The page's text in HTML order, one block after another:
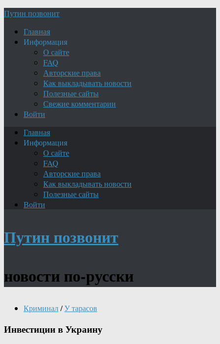
Путин позвонит
Главная
Информация
О сайте
FAQ
Авторские права
Как выкладывать новости
Полезные сайты
Свежие комментарии
Войти
Главная
Информация
О сайте
FAQ
Авторские права
Как выкладывать новости
Полезные сайты
Войти
Путин позвонит
новости по-русски
Криминал/У тарасов
Инвестиции в Украину